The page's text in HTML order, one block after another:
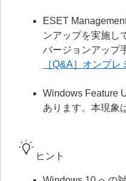
ESET
ンアップを実施し
バージョンアップ
［Q&A］オンプ
Windows Feature
あります。本現象
ヒント